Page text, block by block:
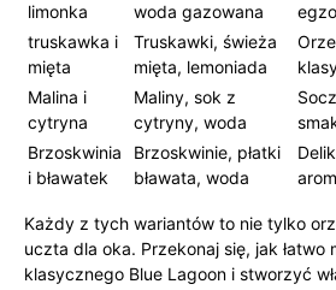
limonka
woda gazowana
truskawka i
mięta
Truskawki, świeża
mięta, lemoniada
Malina i
cytryna
Maliny, sok z
cytryny, woda
Brzoskwinia
i bławatek
Brzoskwinie, płatki
bławata, woda
Każdy z tych wariantów to nie tylko
uczta dla oka. Przekonaj się, jak łatwo
klasycznego Blue Lagoon i stworzyć